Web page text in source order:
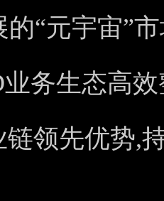
“元宇宙”
务生态高
链领先优势,